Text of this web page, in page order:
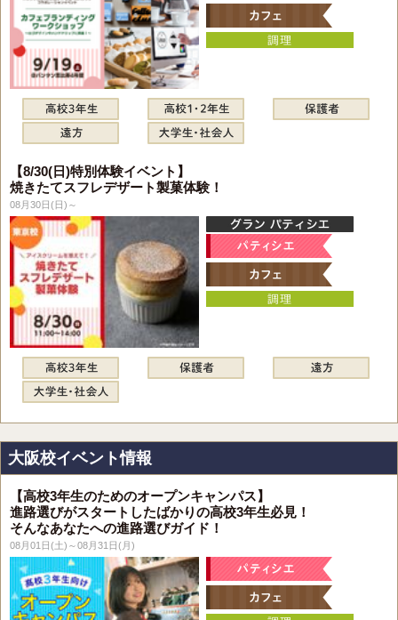
【8/30(日)特別体験イベント】
焼きたてスフレデザート製菓体験！
08月30日(日)～
大阪校イベント情報
【高校3年生のためのオープンキャンパス】
進路選びがスタートしたばかりの高校3年生必見！
そんなあなたへの進路選びガイド！
08月01日(土)～08月31日(月)